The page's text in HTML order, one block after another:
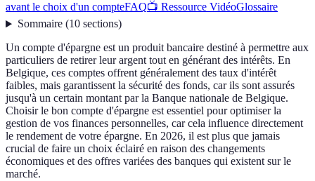
avant le choix d'un compteFAQ📺 Ressource VidéoGlossaire
Sommaire(10 sections)
Un compte d'épargne est un produit bancaire destiné à permettre aux
particuliers de retirer leur argent tout en générant des intérêts. En
Belgique, ces comptes offrent généralement des taux d'intérêt
faibles, mais garantissent la sécurité des fonds, car ils sont assurés
jusqu'à un certain montant par la Banque nationale de Belgique.
Choisir le bon compte d'épargne est essentiel pour optimiser la
gestion de vos finances personnelles, car cela influence directement
le rendement de votre épargne. En 2026, il est plus que jamais
crucial de faire un choix éclairé en raison des changements
économiques et des offres variées des banques qui existent sur le
marché.